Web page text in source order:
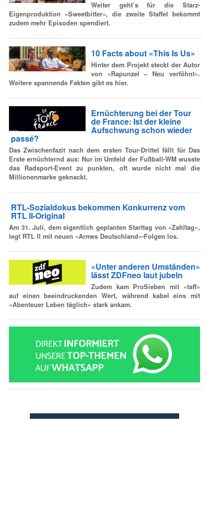
Weiter geht’s für die Starz-
Eigenproduktion «Sweetbitter», die zweite Staffel bekommt
zudem mehr Episoden spendiert.
10 Facts about «This Is Us»
Hinter dem Projekt steckt der Autor
von «Rapunzel – Neu verföhnt».
Weitere spannende Fakten gibt es hier.
Ernüchterung bei der Tour
de France: Ist der kleine
Aufschwung schon wieder
passé?
Das Zwischenfazit nach dem ersten Tour-Drittel fällt für Das
Erste ernüchternd aus: Nur im Umfeld der Fußball-WM wusste
das Radsport-Event zu punkten, oft wurde nicht mal die
Millionenmarke geknackt.
RTL-Sozialdokus bekommen Konkurrenz vom
RTL II-Original
Am 31. Juli, dem eigentlich geplanten Starttag von «Zahltag»,
legt RTL II mit neuen «Armes Deutschland»-Folgen los.
«Unter anderen Umständen»
lässt ZDFneo laut jubeln
Zudem kam ProSieben mit «taff»
auf einen beeindruckenden Wert, während kabel eins mit
«Abenteuer Leben täglich» stark ankam.